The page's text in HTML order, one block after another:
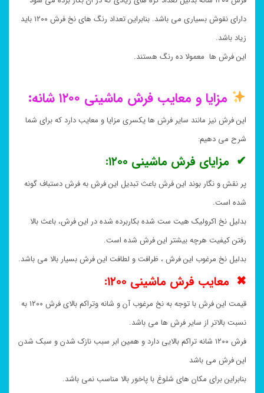
دارای نقوش بسیاری می باشد. بنابراین تعداد رنگ های نخ فرش ۱۲۰۰ باید
زیاد باشد.
این فرش ها معمولا ده رنگ هستند.
مزایا و معایب فرش ماشینی ۱۲۰۰ شانه:
این فرش نیز مانند سایر فرش ها یکسری مزایا و معایب دارد که برای شما
شرح می دهیم:
✔ مزایای فرش ماشینی ۱۲۰۰:
پر نقش و نگار بوند این فرش باعث تبدیل این فرش به فرش دستباف گونه
شده است.
بدلیل نخ اکرولیک هیت ست شده بکاربرده شده در این فرش، باعث بالا
رفتن کیفیت هرچه بیشتر این فرش شده است.
بدلیل نخ مرغوب این فرش ، ظرافت و لطافت این فرش بسیار بالا می باشد.
✖ معایب فرش ماشینی ۱۲۰۰:
قیمت این فرش با توجه به نخ مرغوب آن و شانه وتراکم بالای فرش ۱۲۰۰ به
نسبت بالاتر از سایر فرش ها می باشد.
فرش ۱۲۰۰ شانه تراکم بالایی دارد و همین ابر سبب نازک شدن و سبک شدن
این فرش می باشد
بنابراین برای مکان های شلوغ با پاخور بالا مناسب نمی باشد.